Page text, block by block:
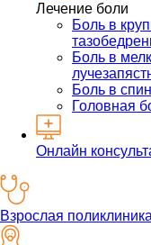
Лечение боли
Боль в
Боль в
Боль в
Головная
Онлайн
Взрослая поликлиника